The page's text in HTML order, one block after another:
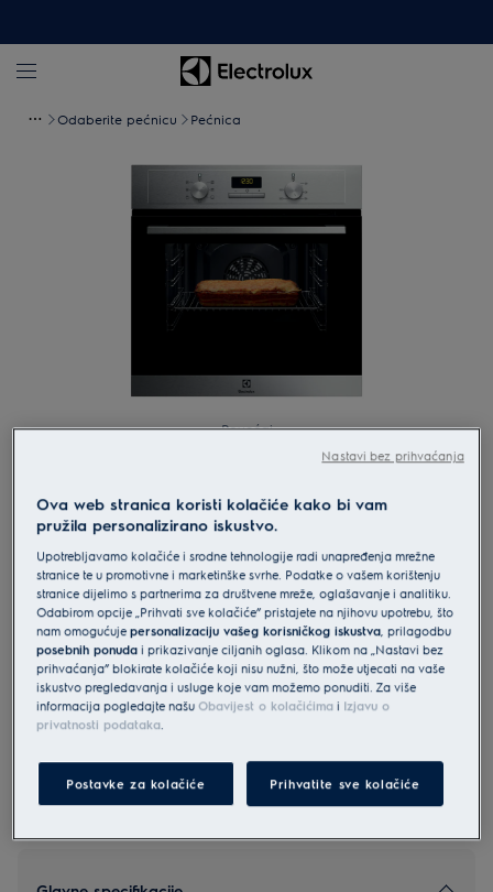
Odaberite pećnicu Pećnica
Povećaj
EOF3H00BX
Electrolux 600 SurroundCook
ugradbena pećnica
4.8 (1343)
Informacijski list proizvoda
Sigurnosne upute i sigurnosna upozorenja prema EU
regulativi 2023/988 navedeni su u poglavljima 1 i 2
pročitajte cijeli korisnički priručnik.
Ova web stranica koristi kolačiće kako bi vam
pružila personalizirano iskustvo.
Upotrebljavamo kolačiće i srodne tehnologije radi unapređenja mrežne
stranice te u promotivne i marketinške svrhe. Podatke o vašem korištenju
stranice dijelimo s partnerima za društvene mreže, oglašavanje i analitiku.
Odabirom opcije „Prihvati sve kolačiće” pristajete na njihovu upotrebu, što
nam omogućujepersonalizaciju vašeg korisničkog iskustva, prilagodbu
posebnih ponuda i prikazivanje ciljanih oglasa. Klikom na „Nastavi bez
prihvaćanja” blokirate kolačiće koji nisu nužni, što može utjecati na vaše
iskustvo pregledavanja i usluge koje vam možemo ponuditi. Za više
informacija pogledajte našuObavijest o kolačićima i Izjavu o
privatnosti podataka.
Postavke za kolačiće Prihvatite sve kolačiće
Nastavi bez prihvaćanja